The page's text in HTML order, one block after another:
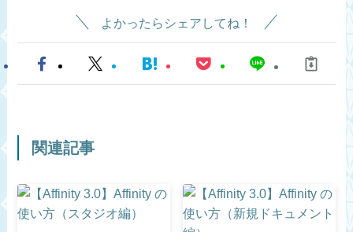
よかったらシェアしてね！
関連記事